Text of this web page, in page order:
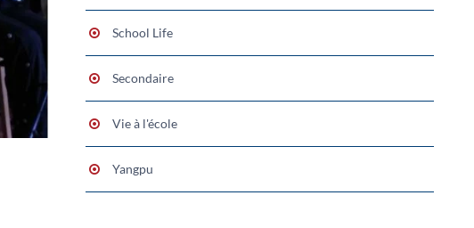
School Life
Secondaire
Vie à l'école
Yangpu